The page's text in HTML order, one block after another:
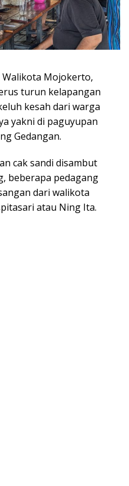
Mojokerto,
turun kelapangan
kesah dari warga
yakni di paguyupan
Gedangan.
cak sandi disambut
beberapa pedagang
dari walikota
atau Ning Ita.